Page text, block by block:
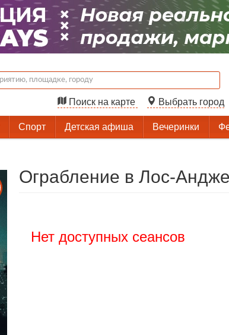
Поиск на карте Выбрать город
Спорт Детская афиша Вечеринки
Ограбление в Лос-
Нет доступных сеансов